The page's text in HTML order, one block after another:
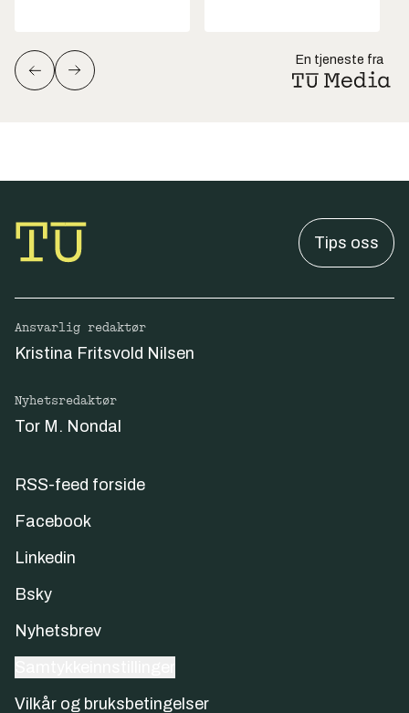
En tjeneste fra
Tips oss
Ansvarlig redaktør
Kristina Fritsvold Nilsen
Nyhetsredaktør
Tor M. Nondal
RSS-feed forside
Facebook
Linkedin
Bsky
Nyhetsbrev
Vilkår og bruksbetingelser